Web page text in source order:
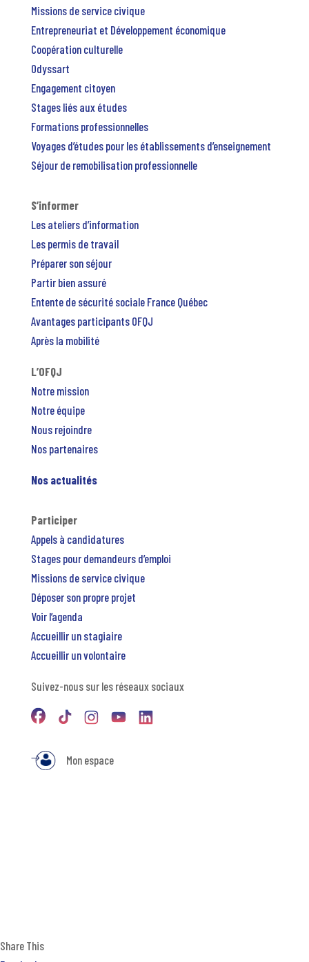
Missions de service civique
Entrepreneuriat et Développement économique
Coopération culturelle
Odyssart
Engagement citoyen
Stages liés aux études
Formations professionnelles
Voyages d’études pour les établissements d’enseignement
Séjour de remobilisation professionnelle
S’informer
Les ateliers d’information
Les permis de travail
Préparer son séjour
Partir bien assuré
Entente de sécurité sociale France Québec
Avantages participants OFQJ
Après la mobilité
L’OFQJ
Notre mission
Notre équipe
Nous rejoindre
Nos partenaires
Nos actualités
Participer
Appels à candidatures
Stages pour demandeurs d’emploi
Missions de service civique
Déposer son propre projet
Voir l’agenda
Accueillir un stagiaire
Accueillir un volontaire
Suivez-nous sur les réseaux sociaux
Mon espace
Share This